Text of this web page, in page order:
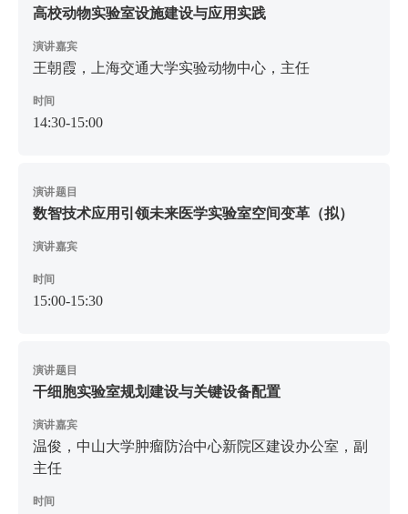
高校动物实验室设施建设与应用实践
演讲嘉宾
王朝霞，上海交通大学实验动物中心，主任
时间
14:30-15:00
演讲题目
数智技术应用引领未来医学实验室空间变革（拟）
演讲嘉宾
时间
15:00-15:30
演讲题目
干细胞实验室规划建设与关键设备配置
演讲嘉宾
温俊，中山大学肿瘤防治中心新院区建设办公室，副
主任
时间